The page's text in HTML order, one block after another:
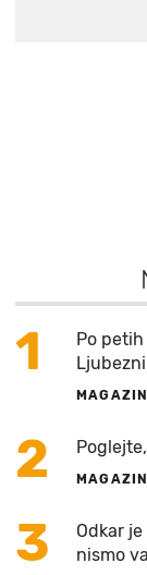
1
Po
MAGAZIN
2 MAGAZIN
3
Odkar
nismo